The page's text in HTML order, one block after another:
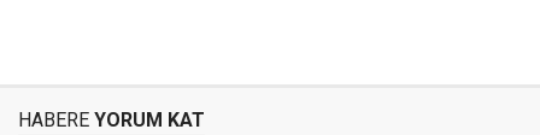
HABERE YORUM KAT